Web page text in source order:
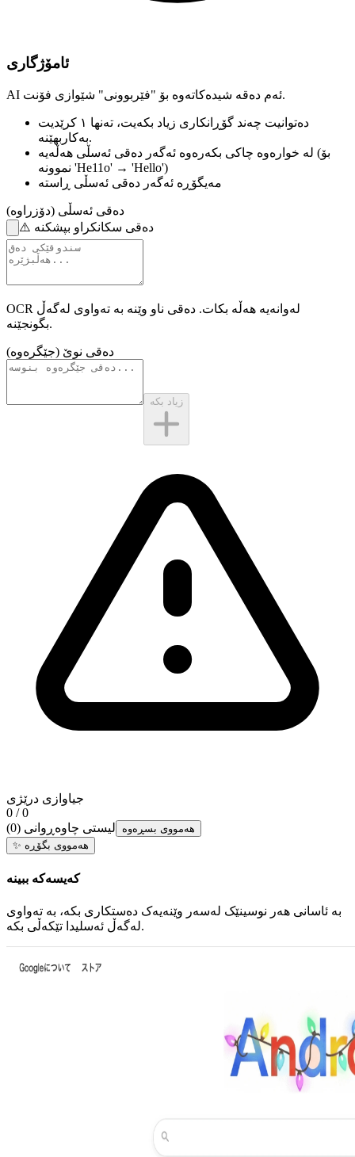
ئامۆژگاری
AI ئەم دەقە شیدەکاتەوە بۆ "فێربوونی" شێوازی فۆنت.
دەتوانیت چەند گۆڕانکاری زیاد بکەیت،
تەنها ١ کرێدیت
بەکاربهێنە.
لە خوارەوە چاکی بکەرەوە ئەگەر دەقی ئەسڵی هەڵەیە
(بۆ
نموونە 'He11o' → 'Hello')
مەیگۆڕە ئەگەر دەقی ئەسڵی ڕاستە
دەقی ئەسڵی (دۆزراوە)
⚠️ دەقی سکانکراو بپشکنە
OCR لەوانەیە هەڵە بکات. دەقی ناو وێنە بە تەواوی لەگەڵ
بگونجێنە.
دەقی نوێ (جێگرەوە)
زیاد بکە
جیاوازی درێژی
0 / 0
لیستی چاوەڕوانی (
0
)
هەمووی بسڕەوە
✨ هەمووی بگۆڕە
کەیسەکە ببینە
بە ئاسانی هەر نوسینێک لەسەر وێنەیەک دەستکاری بکە، بە تەواوی
لەگەڵ ئەسلیدا تێکەڵی بکە.